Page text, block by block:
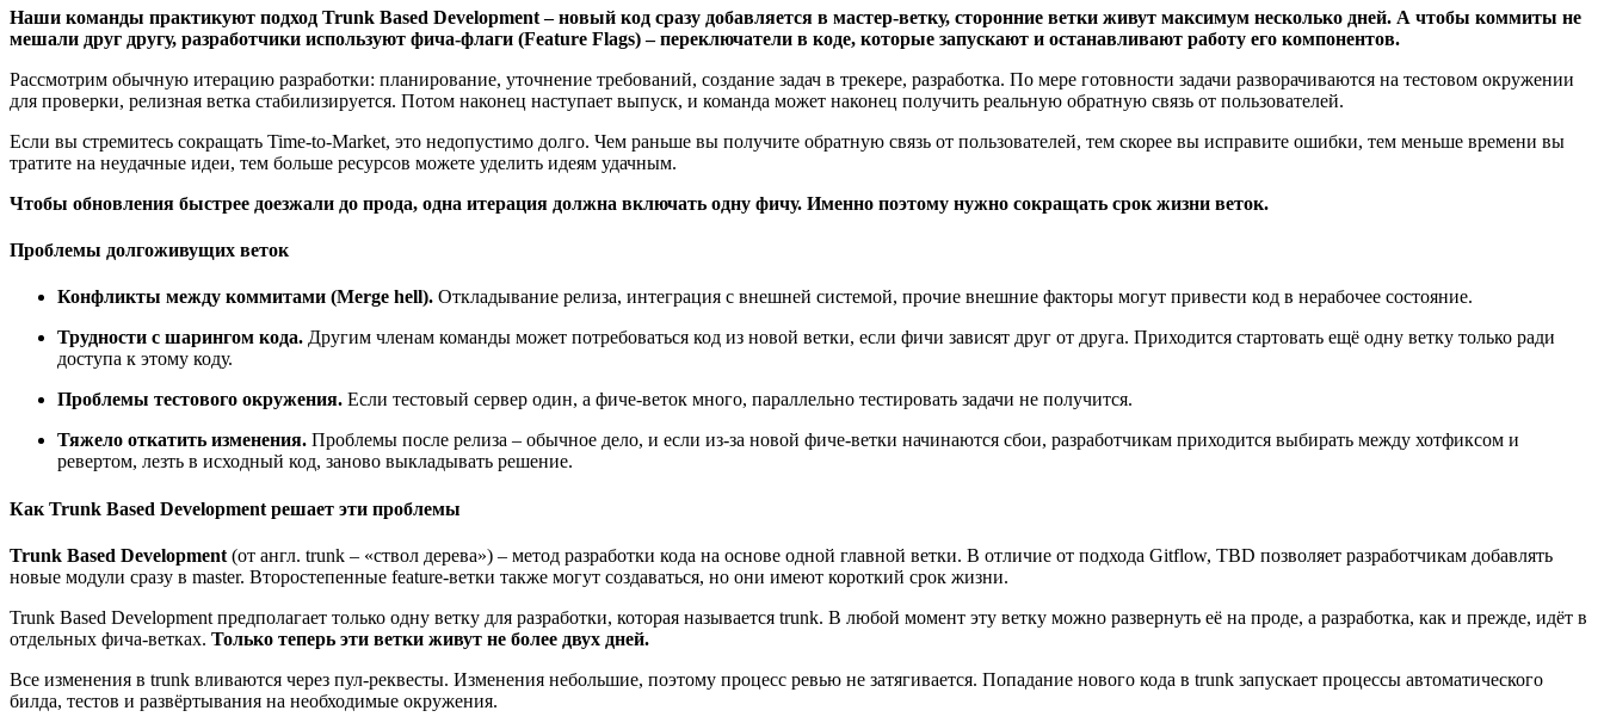
Наши команды практикуют подход Trunk Based Development – новый код сразу добавляется в мастер-ветку, сторонние ветки живут максимум несколько дней. А чтобы коммиты не
мешали друг другу, разработчики используют фича-флаги (Feature Flags) – переключатели в коде, которые запускают и останавливают работу его компонентов.
Рассмотрим обычную итерацию разработки: планирование, уточнение требований, создание задач в трекере, разработка. По мере готовности задачи разворачиваются на тестовом окружении
для проверки, релизная ветка стабилизируется. Потом наконец наступает выпуск, и команда может наконец получить реальную обратную связь от пользователей.
Если вы стремитесь сокращать Time-to-Market, это недопустимо долго. Чем раньше вы получите обратную связь от пользователей, тем скорее вы исправите ошибки, тем меньше времени вы
тратите на неудачные идеи, тем больше ресурсов можете уделить идеям удачным.
Чтобы обновления быстрее доезжали до прода, одна итерация должна включать одну фичу. Именно поэтому нужно сокращать срок жизни веток.
Проблемы долгоживущих веток
Конфликты между коммитами (Merge hell). Откладывание релиза, интеграция с внешней системой, прочие внешние факторы могут привести код в нерабочее состояние.
Трудности с шарингом кода. Другим членам команды может потребоваться код из новой ветки, если фичи зависят друг от друга. Приходится стартовать ещё одну ветку только ради
доступа к этому коду.
Проблемы тестового окружения. Если тестовый сервер один, а фиче-веток много, параллельно тестировать задачи не получится.
Тяжело откатить изменения. Проблемы после релиза – обычное дело, и если из-за новой фиче-ветки начинаются сбои, разработчикам приходится выбирать между хотфиксом и
ревертом, лезть в исходный код, заново выкладывать решение.
Как Trunk Based Development решает эти проблемы
Trunk Based Development (от англ. trunk – «ствол дерева») – метод разработки кода на основе одной главной ветки. В отличие от подхода Gitflow, TBD позволяет разработчикам добавлять
новые модули сразу в master. Второстепенные feature-ветки также могут создаваться, но они имеют короткий срок жизни.
Trunk Based Development предполагает только одну ветку для разработки, которая называется trunk. В любой момент эту ветку можно развернуть её на проде, а разработка, как и прежде, идёт в
отдельных фича-ветках. Только теперь эти ветки живут не более двух дней.
Все изменения в trunk вливаются через пул-реквесты. Изменения небольшие, поэтому процесс ревью не затягивается. Попадание нового кода в trunk запускает процессы автоматического
билда, тестов и развёртывания на необходимые окружения.